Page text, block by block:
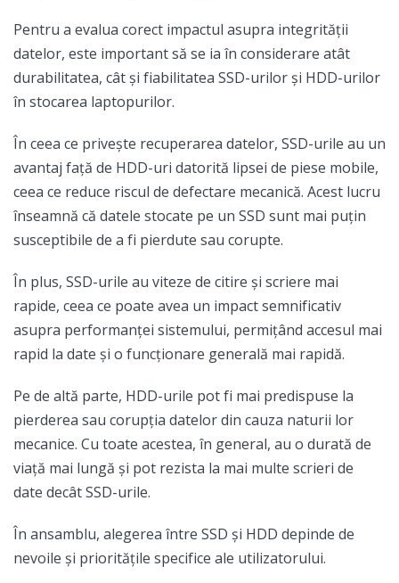
Pentru a evalua corect impactul asupra integrității
datelor, este important să se ia în considerare atât
durabilitatea, cât și fiabilitatea SSD-urilor și HDD-urilor
în stocarea laptopurilor.
În ceea ce privește recuperarea datelor, SSD-urile au un
avantaj față de HDD-uri datorită lipsei de piese mobile,
ceea ce reduce riscul de defectare mecanică. Acest lucru
înseamnă că datele stocate pe un SSD sunt mai puțin
susceptibile de a fi pierdute sau corupte.
În plus, SSD-urile au viteze de citire și scriere mai
rapide, ceea ce poate avea un impact semnificativ
asupra performanței sistemului, permițând accesul mai
rapid la date și o funcționare generală mai rapidă.
Pe de altă parte, HDD-urile pot fi mai predispuse la
pierderea sau corupția datelor din cauza naturii lor
mecanice. Cu toate acestea, în general, au o durată de
viață mai lungă și pot rezista la mai multe scrieri de
date decât SSD-urile.
În ansamblu, alegerea între SSD și HDD depinde de
nevoile și prioritățile specifice ale utilizatorului.